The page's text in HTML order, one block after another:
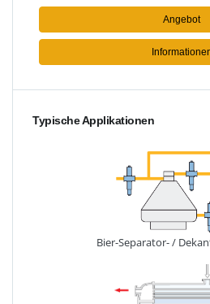
Angebot
Typische Applikationen
Bier-Separator- /